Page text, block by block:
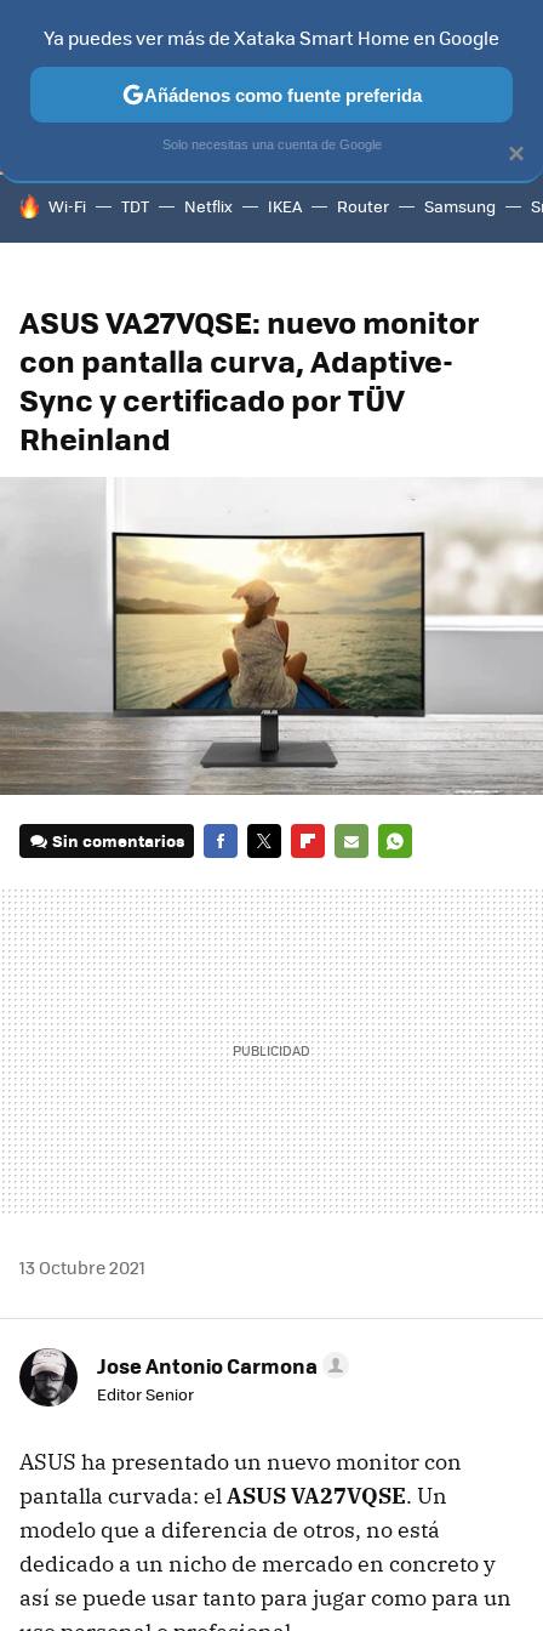
TELEVISORES CONTENIDOS SMART TV SELECCIÓN
HOY SE HABLA DE
Wi-Fi TDT Netflix IKEA Router Samsung
ASUS VA27VQSE: nuevo monitor
con pantalla curva, Adaptive-
Sync y certificado por TÜV
Rheinland
Sin comentarios
MAIL
13 Octubre 2021
Jose Antonio Carmona
Editor Senior
ASUS ha presentado un nuevo monitor con
pantalla curvada: elASUS VA27VQSE. Un
modelo que a diferencia de otros, no está
dedicado a un nicho de mercado en concreto y
así se puede usar tanto para jugar como para un
×
Ya puedes ver más de Xataka Smart Home en Google
Añádenos como fuente preferida
Solo necesitas una cuenta de Google